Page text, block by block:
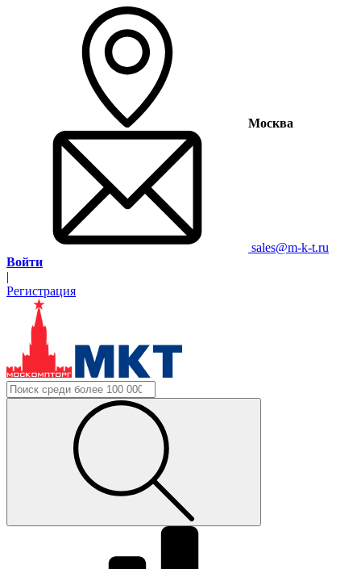
Москва
sales@m-k-t.ru
Войти
|
Регистрация